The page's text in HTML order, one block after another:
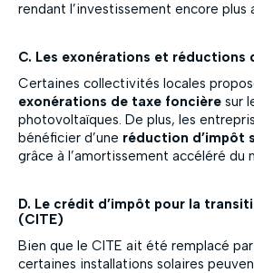
rendant l’investissement encore plus
C. Les exonérations et réductions
Certaines collectivités locales
exonérations de taxe foncière sur
photovoltaïques. De plus, les
bénéficier d’une réduction d’impôt
grâce à l’amortissement accéléré du
D. Le crédit d’impôt pour la
(CITE)
Bien que le CITE ait été remplacé par
certaines installations solaires